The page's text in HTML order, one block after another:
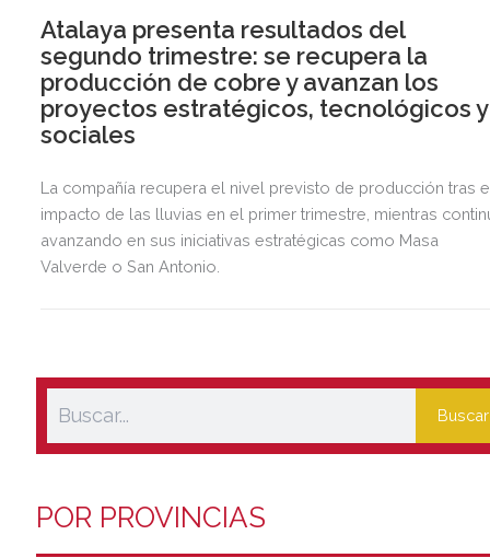
Atalaya presenta resultados del
segundo trimestre: se recupera la
producción de cobre y avanzan los
proyectos estratégicos, tecnológicos y
sociales
La compañía recupera el nivel previsto de producción tras
impacto de las lluvias en el primer trimestre, mientras
avanzando en sus iniciativas estratégicas como Masa
Valverde o San Antonio.
Buscar
POR PROVINCIAS